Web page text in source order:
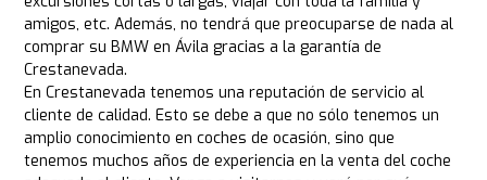
amigos, etc. Además, no tendrá que preocuparse de nada al
comprar su BMW en Ávila gracias a la garantía de
Crestanevada.
En Crestanevada tenemos una reputación de servicio al
cliente de calidad. Esto se debe a que no sólo tenemos un
amplio conocimiento en coches de ocasión, sino que
tenemos muchos años de experiencia en la venta del coche